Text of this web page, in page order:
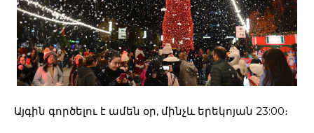
Այգին գործելու է ամեն օր, մինչև երեկոյան 23:00։